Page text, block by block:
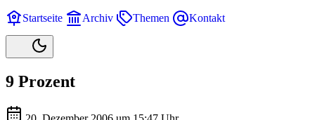
Startseite Archiv Themen Kontakt
9 Prozent